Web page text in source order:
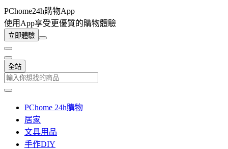
PChome24h購物App
使用App享受更優質的購物體驗
立即體驗
全站
PChome 24h購物
居家
文具用品
手作DIY